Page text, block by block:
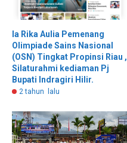
Ia Rika Aulia Pemenang
Olimpiade Sains Nasional
(OSN) Tingkat Propinsi Riau ,
Silaturahmi kediaman Pj
Bupati Indragiri Hilir.
2 tahun lalu